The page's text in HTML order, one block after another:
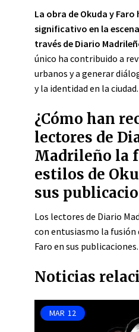
La obra de Okuda y
significativo en la
través de Diario
único ha contribuido a
urbanos y a generar
y la identidad en la ciudad.
¿Cómo han
lectores de
Madrileño la
estilos de
sus
Los lectores de Diario
con entusiasmo la fusión
Faro en sus publicaciones.
Noticias
MAR 12